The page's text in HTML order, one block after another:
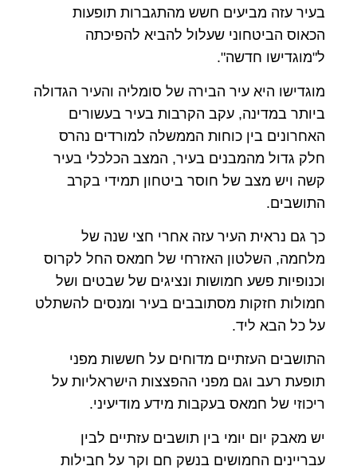
בעיר עזה מביעים חשש מהתגברות תופעות
הכאוס הביטחוני שעלול להביא להפיכתה
ל"מוגדישו חדשה".
מוגדישו היא עיר הבירה של סומליה והעיר הגדולה
ביותר במדינה, עקב הקרבות בעיר בעשורים
האחרונים בין כוחות הממשלה למורדים נהרס
חלק גדול מהמבנים בעיר, המצב הכלכלי בעיר
קשה ויש מצב של חוסר ביטחון תמידי בקרב
התושבים.
כך גם נראית העיר עזה אחרי חצי שנה של
מלחמה, השלטון האזרחי של חמאס החל לקרוס
וכנופיות פשע חמושות ונציגים של שבטים ושל
חמולות חזקות מסתובבים בעיר ומנסים להשתלט
על כל הבא ליד.
התושבים העזתיים מדוחים על חששות מפני
תופעת רעב וגם מפני ההפצצות הישראליות על
ריכוזי של חמאס בעקבות מידע מודיעיני.
יש מאבק יום יומי בין תושבים עזתיים לבין
עבריינים החמושים בנשק חם וקר על חבילות